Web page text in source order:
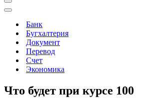
Меню
навигации
Меню
навигацииБанк
Бугхалтерия
Документ
Перевод
Счет
Экономика
Что будет при курсе 100